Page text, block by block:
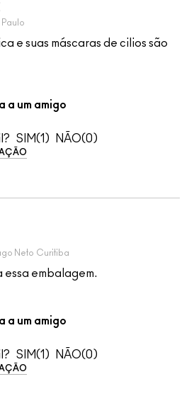
Paulo
e suas máscaras de cilios são
a um amigo
1 0
Neto Curitiba
essa embalagem.
a um amigo
1 0